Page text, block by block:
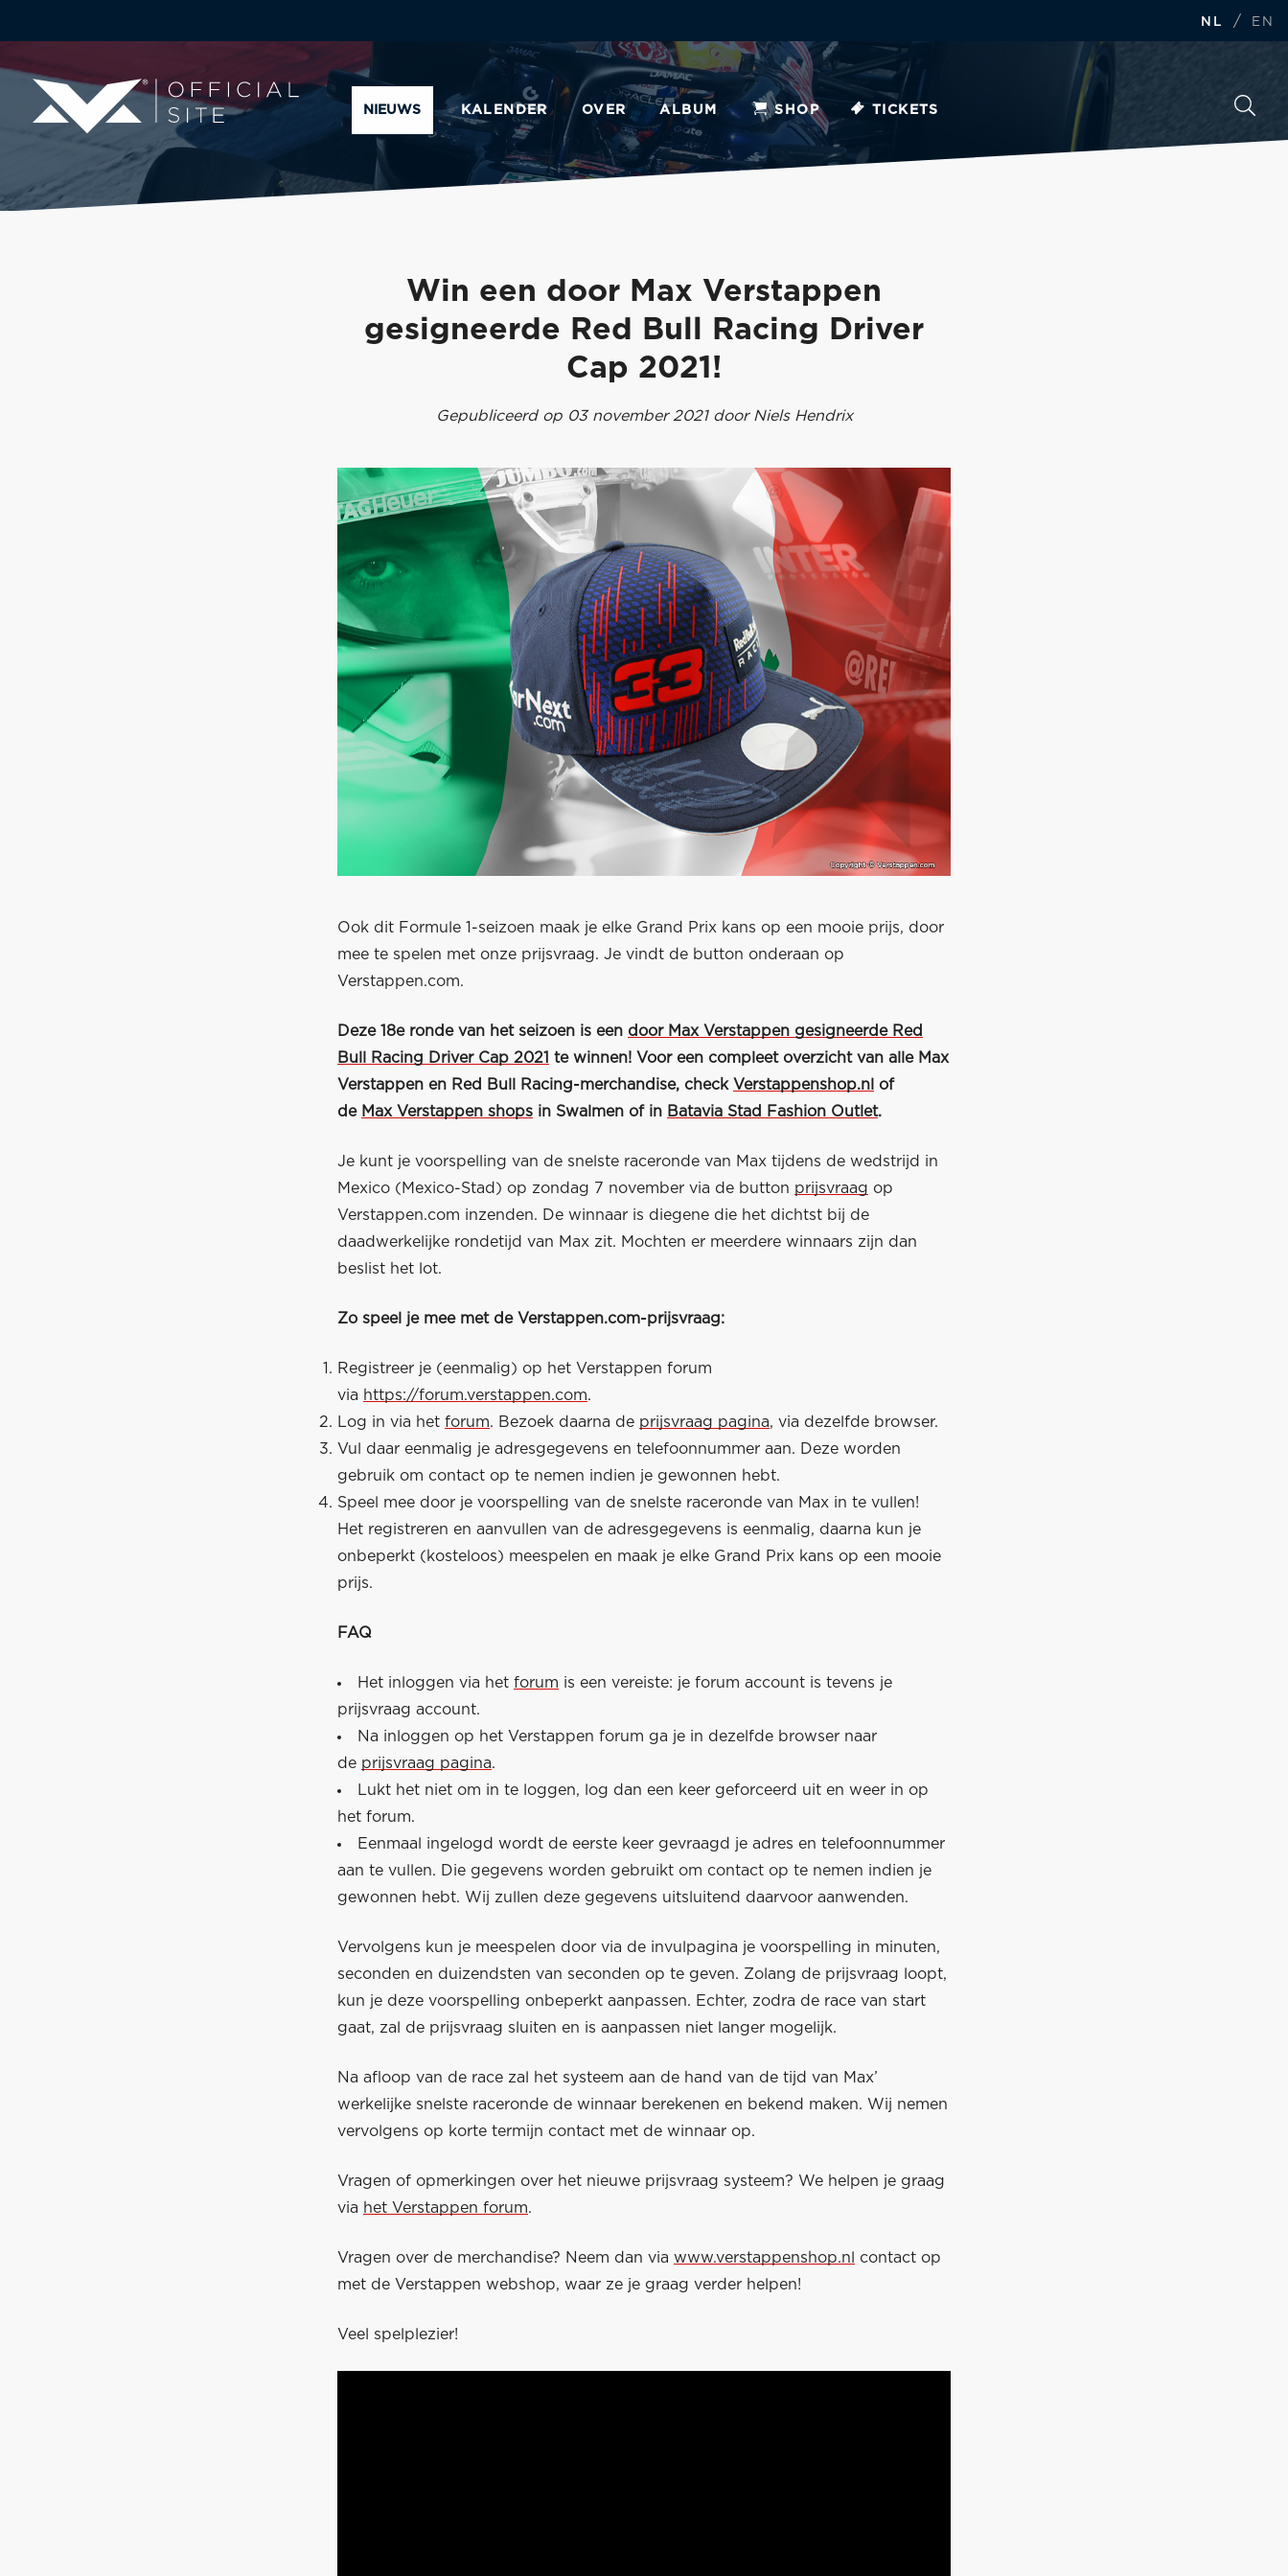
NL / EN
NIEUWS KALENDER OVER ALBUM SHOP TICKETS
Win een door Max Verstappen
gesigneerde Red Bull Racing Driver
Cap 2021!
Gepubliceerd op 03 november 2021 door Niels Hendrix
Ook dit Formule 1-seizoen maak je elke Grand Prix kans op een mooie prijs, door
mee te spelen met onze prijsvraag. Je vindt de button onderaan op
Verstappen.com.
Deze 18e ronde van het seizoen is een door Max Verstappen gesigneerde Red
Bull Racing Driver Cap 2021 te winnen! Voor een compleet overzicht van alle Max
Verstappen en Red Bull Racing-merchandise, check Verstappenshop.nl
of
de Max Verstappen shops in Swalmen of in Batavia Stad Fashion Outlet.
Je kunt je voorspelling van de snelste raceronde van Max tijdens de wedstrijd in
Mexico (Mexico-Stad) op zondag 7 november via de button prijsvraag op
Verstappen.com inzenden. De winnaar is diegene die het dichtst bij de
daadwerkelijke rondetijd van Max zit. Mochten er meerdere winnaars zijn dan
beslist het lot.
Zo speel je mee met de Verstappen.com-prijsvraag:
Registreer je (eenmalig) op het Verstappen forum
via https://forum.verstappen.com.
Log in via het forum. Bezoek daarna de prijsvraag pagina, via dezelfde browser.
Vul daar eenmalig je adresgegevens en telefoonnummer aan. Deze worden
gebruik om contact op te nemen indien je gewonnen hebt.
Speel mee door je voorspelling van de snelste raceronde van Max in te vullen!
Het registreren en aanvullen van de adresgegevens is eenmalig, daarna kun je
onbeperkt (kosteloos) meespelen en maak je elke Grand Prix kans op een mooie
prijs.
FAQ
Het inloggen via het forum is een vereiste: je forum account is tevens je
prijsvraag account.
Na inloggen op het Verstappen forum ga je in dezelfde browser naar
de prijsvraag pagina.
Lukt het niet om in te loggen, log dan een keer geforceerd uit en weer in op
het forum.
Eenmaal ingelogd wordt de eerste keer gevraagd je adres en telefoonnummer
aan te vullen. Die gegevens worden gebruikt om contact op te nemen indien je
gewonnen hebt. Wij zullen deze gegevens uitsluitend daarvoor aanwenden.
Vervolgens kun je meespelen door via de invulpagina je voorspelling in minuten,
seconden en duizendsten van seconden op te geven. Zolang de prijsvraag loopt,
kun je deze voorspelling onbeperkt aanpassen. Echter, zodra de race van start
gaat, zal de prijsvraag sluiten en is aanpassen niet langer mogelijk.
Na afloop van de race zal het systeem aan de hand van de tijd van Max’
werkelijke snelste raceronde de winnaar berekenen en bekend maken. Wij nemen
vervolgens op korte termijn contact met de winnaar op.
Vragen of opmerkingen over het nieuwe prijsvraag systeem? We helpen je graag
via het Verstappen forum.
Vragen over de merchandise? Neem dan via www.verstappenshop.nl
contact op
met de Verstappen webshop, waar ze je graag verder helpen!
Veel spelplezier!